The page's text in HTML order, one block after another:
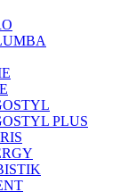
PLUS